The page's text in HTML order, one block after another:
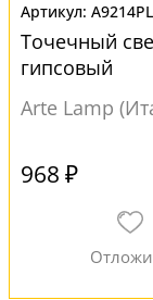
Точечный
гипсовый
Arte Lamp
968 ₽